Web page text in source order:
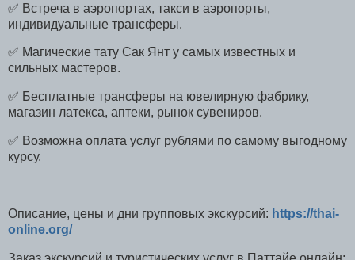
✅ Встреча в аэропортах, такси в аэропорты,
индивидуальные трансферы.
✅ Магические тату Сак Янт у самых известных и
сильных мастеров.
✅ Бесплатные трансферы на ювелирную фабрику,
магазин латекса, аптеки, рынок сувениров.
✅ Возможна оплата услуг рублями по самому выгодному
курсу.
Описание, цены и дни групповых экскурсий: https://thai-
online.org/